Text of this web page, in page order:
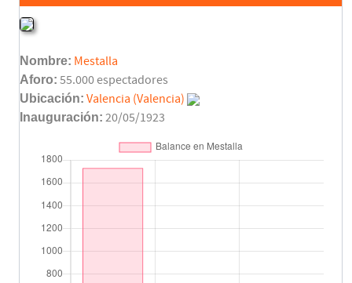
Emilio Fenoll
Asist: Lubo Penev
Miguel Ángel Bossio
Asist: Fernando Gómez
Final del partido 90'
Nombre: Mestalla
Aforo: 55.000 espectadores
Ubicación: Valencia (Valencia)
Inauguración: 20/05/1923